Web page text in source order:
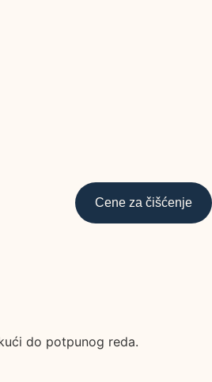
Cene za čišćenje
do potpunog reda.